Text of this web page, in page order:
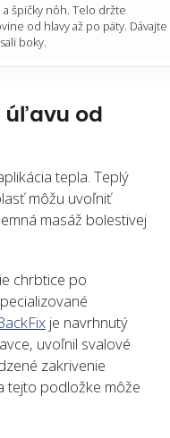
špičky nôh. Telo držte
od hlavy až po päty. Dávajte
boky.
úľavu od
tepla. Teplý
môžu uvoľniť
masáž bolestivej
chrbtice po
je navrhnutý
uvoľnil svalové
zakrivenie
tejto podložke môže